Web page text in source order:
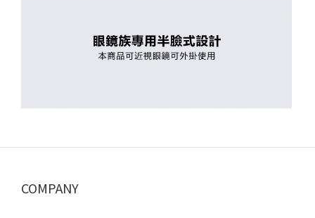
COMPANY